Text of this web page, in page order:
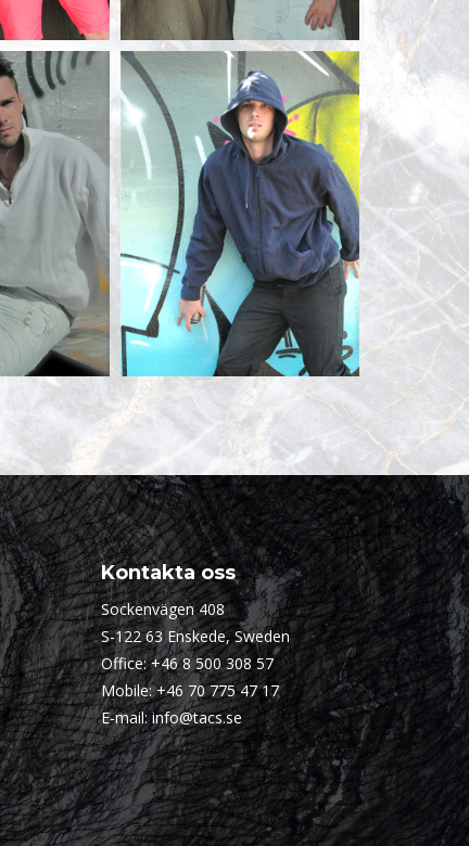
Kontakta oss
Sockenvägen 408
S-122 63 Enskede, Sweden
Office:+46 8 500 308 57
Mobile:+46 70 775 47 17
E-mail:info@tacs.se